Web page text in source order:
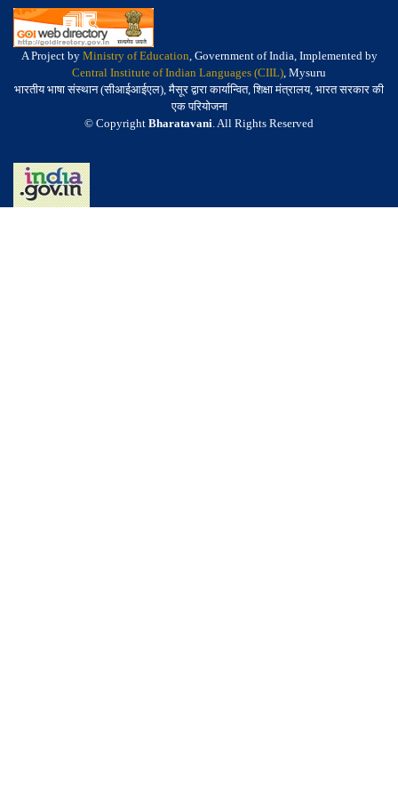
A Project by Ministry of Education, Government of India, Implemented by
Central Institute of Indian Languages (CIIL), Mysuru
भारतीय भाषा संस्थान (सीआईआईएल), मैसूर द्वारा कार्यान्वित, शिक्षा मंत्रालय, भारत सरकार की
एक परियोजना
© Copyright Bharatavani. All Rights Reserved